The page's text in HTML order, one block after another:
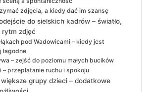
zdjęcia, a kiedy dać im szansę
do sielskich kadrów – światło,
rytm zdjęć
łąkach pod Wadowicami – kiedy jest
– zejść do poziomu małych bucików
– przeplatanie ruchu i spokoju
grupy dzieci – dodatkowe